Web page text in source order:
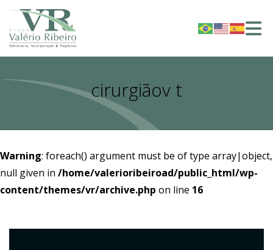
cirurgiãov t
Warning: foreach() argument must be of type array|object,
null given in /home/valerioribeiroad/public_html/wp-
content/themes/vr/archive.php on line 16